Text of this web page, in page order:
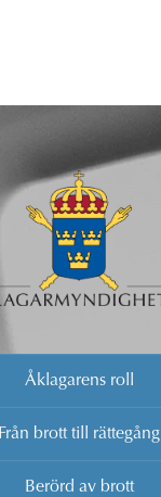
Åklagarens roll
Från brott till rättegång
Berörd av brott